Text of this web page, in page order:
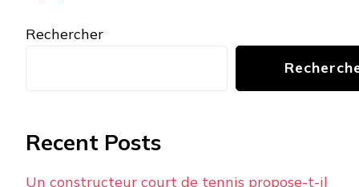
Rechercher
Recent Posts
Un constructeur court de tennis propose-t-il